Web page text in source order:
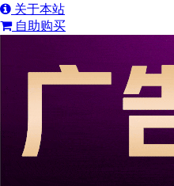
关于本站
自助购买